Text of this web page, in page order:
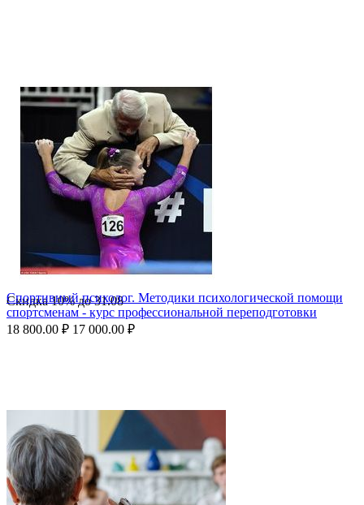
Скидка10%до31.08
Спортивный психолог. Методики психологической помощи
спортсменам - курс профессиональной переподготовки
18 800.00 ₽ 17 000.00 ₽